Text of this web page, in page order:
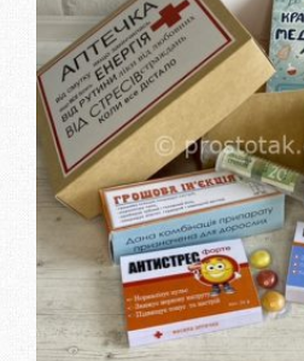
Дізнатися